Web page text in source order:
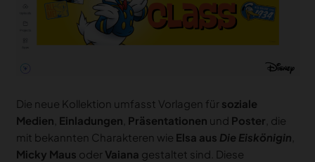
Die neue Kollektion umfasst Vorlagen für soziale
Medien Einladungen Präsentationen und Poster , die
mit bekannten Charakteren wie Elsa aus Die Eiskönigin
Micky Maus oder Vaiana gestaltet sind. Diese